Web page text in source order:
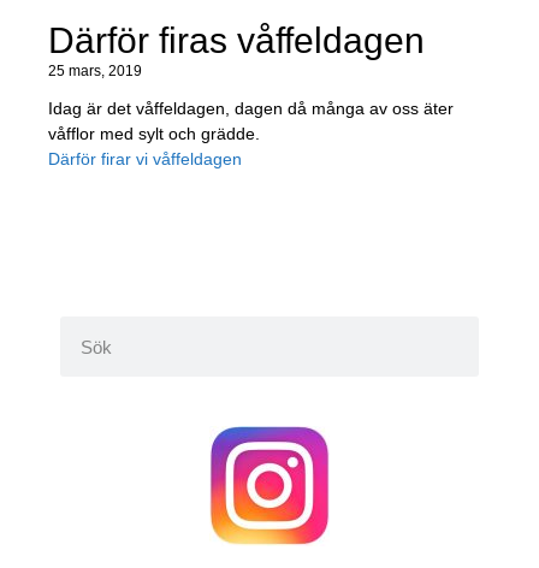
Därför firas våffeldagen
25 mars, 2019
Idag är det våffeldagen, dagen då många av oss äter
våfflor med sylt och grädde.
Därför firar vi våffeldagen